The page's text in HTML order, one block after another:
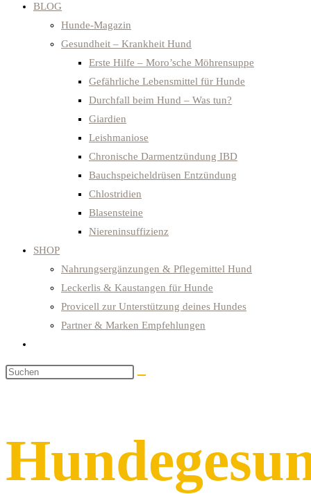
BLOG
Hunde-Magazin
Gesundheit – Krankheit Hund
Erste Hilfe – Moro’sche Möhrensuppe
Gefährliche Lebensmittel für Hunde
Durchfall beim Hund – Was tun?
Giardien
Leishmaniose
Chronische Darmentzündung IBD
Bauchspeicheldrüsen Entzündung
Chlostridien
Blasensteine
Niereninsuffizienz
SHOP
Nahrungsergänzungen & Pflegemittel Hund
Leckerlis & Kaustangen für Hunde
Provicell zur Unterstützung deines Hundes
Partner & Marken Empfehlungen
umschalten
Diese